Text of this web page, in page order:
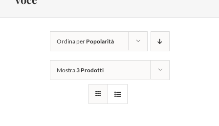
Ordina per Popolarità
Mostra3 Prodotti